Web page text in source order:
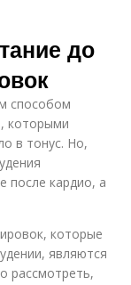
до
способом
которыми
в тонус. Но,
после кардио, а
которые
являются
рассмотреть,